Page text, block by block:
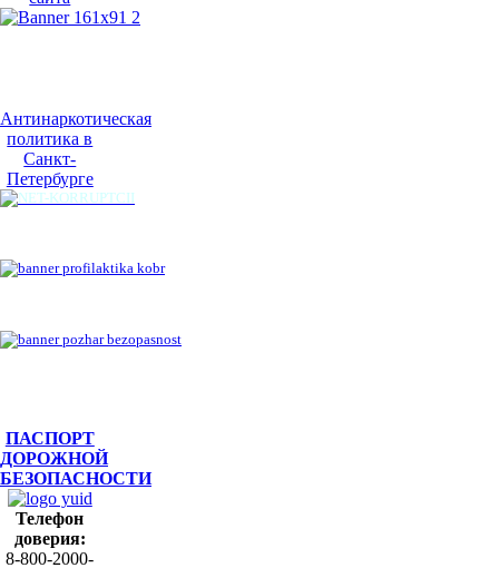
Антинаркотическая
политика в
Санкт-
Петербурге
ПАСПОРТ
ДОРОЖНОЙ
БЕЗОПАСНОСТИ
Телефон
доверия:
8-800-2000-